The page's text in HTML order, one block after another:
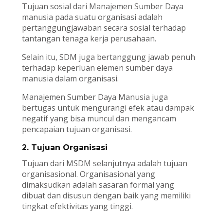
Tujuan sosial dari Manajemen Sumber Daya
manusia pada suatu organisasi adalah
pertanggungjawaban secara sosial terhadap
tantangan tenaga kerja perusahaan.
Selain itu, SDM juga bertanggung jawab penuh
terhadap keperluan elemen sumber daya
manusia dalam organisasi.
Manajemen Sumber Daya Manusia juga
bertugas untuk mengurangi efek atau dampak
negatif yang bisa muncul dan mengancam
pencapaian tujuan organisasi.
2. Tujuan Organisasi
Tujuan dari MSDM selanjutnya adalah tujuan
organisasional. Organisasional yang
dimaksudkan adalah sasaran formal yang
dibuat dan disusun dengan baik yang memiliki
tingkat efektivitas yang tinggi.